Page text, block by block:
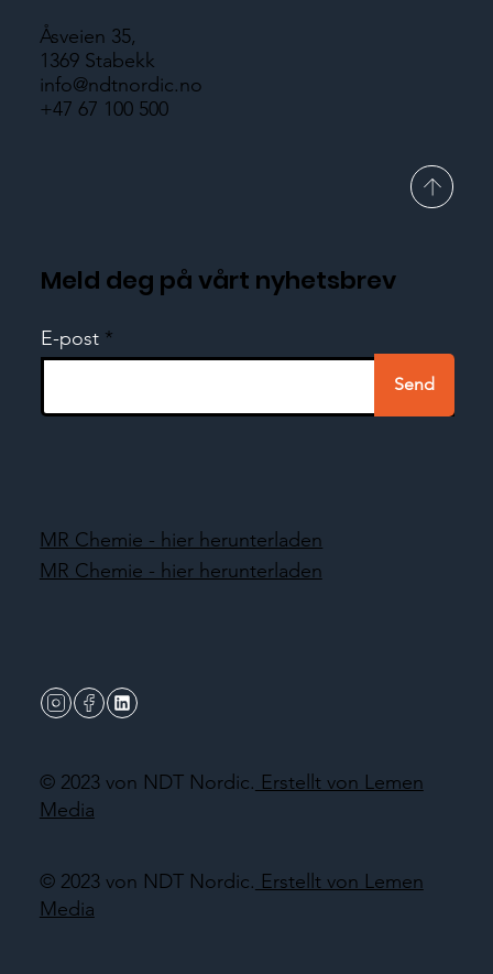
Åsveien 35,
1369 Stabekk
info@ndtnordic.no
+47 67 100 500
© 2023 von NDT Nordic. Erstellt von Lemen
Media
Meld deg på vårt nyhetsbrev
E-post
Send
© 2023 von NDT Nordic. Erstellt von Lemen
Media
MR Chemie - hier herunterladen
MR Chemie - hier herunterladen